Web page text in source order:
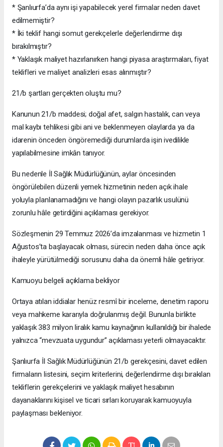
* Şanlıurfa’da aynı işi yapabilecek yerel firmalar neden davet
edilmemiştir?
* İki teklif hangi somut gerekçelerle değerlendirme dışı
bırakılmıştır?
* Yaklaşık maliyet hazırlanırken hangi piyasa araştırmaları, fiyat
teklifleri ve maliyet analizleri esas alınmıştır?
21/b şartları gerçekten oluştu mu?
Kanunun 21/b maddesi; doğal afet, salgın hastalık, can veya
mal kaybı tehlikesi gibi ani ve beklenmeyen olaylarda ya da
idarenin önceden öngöremediği durumlarda işin ivedilikle
yapılabilmesine imkân tanıyor.
Bu nedenle İl Sağlık Müdürlüğünün, aylar öncesinden
öngörülebilen düzenli yemek hizmetinin neden açık ihale
yoluyla planlanamadığını ve hangi olayın pazarlık usulünü
zorunlu hâle getirdiğini açıklaması gerekiyor.
Sözleşmenin 29 Temmuz 2026’da imzalanması ve hizmetin 1
Ağustos’ta başlayacak olması, sürecin neden daha önce açık
ihaleyle yürütülmediği sorusunu daha da önemli hâle getiriyor.
Kamuoyu belgeli açıklama bekliyor
Ortaya atılan iddialar henüz resmî bir inceleme, denetim raporu
veya mahkeme kararıyla doğrulanmış değil. Bununla birlikte
yaklaşık 383 milyon liralık kamu kaynağının kullanıldığı bir ihalede
yalnızca “mevzuata uygundur” açıklaması yeterli olmayacaktır.
Şanlıurfa İl Sağlık Müdürlüğünün 21/b gerekçesini, davet edilen
firmaların listesini, seçim kriterlerini, değerlendirme dışı bırakılan
tekliflerin gerekçelerini ve yaklaşık maliyet hesabının
dayanaklarını kişisel ve ticari sırları koruyarak kamuoyuyla
paylaşması bekleniyor.